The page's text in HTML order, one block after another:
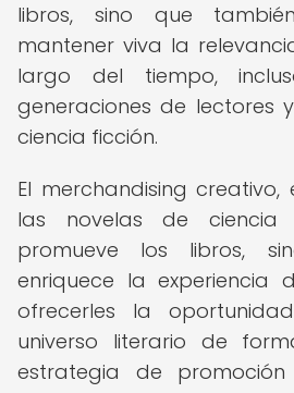
libros, sino que
mantener viva la
largo del tiempo,
generaciones de lectores
ciencia ficción.
El merchandising
las novelas de ciencia
promueve los libros,
enriquece la experiencia
ofrecerles la
universo literario de
estrategia de